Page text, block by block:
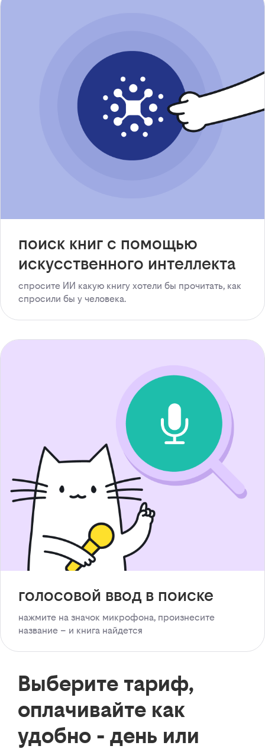
поиск книг с помощью
искусственного интеллекта
спросите ИИ какую книгу хотели бы прочитать, как
спросили бы у человека.
голосовой ввод в поиске
нажмите на значок микрофона, произнесите
название – и книга найдется
Выберите тариф,
оплачивайте как
удобно - день или